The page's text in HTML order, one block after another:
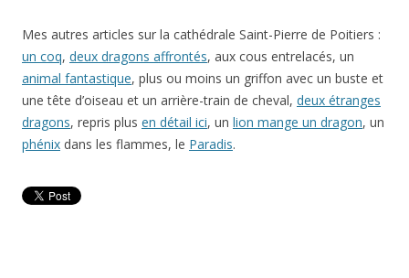
Mes autres articles sur la cathédrale Saint-Pierre de Poitiers :
un coq, deux dragons affrontés, aux cous entrelacés, un
animal fantastique, plus ou moins un griffon avec un buste et
une tête d’oiseau et un arrière-train de cheval, deux étranges
dragons, repris plus en détail ici, un lion mange un dragon, un
phénix dans les flammes, le Paradis.